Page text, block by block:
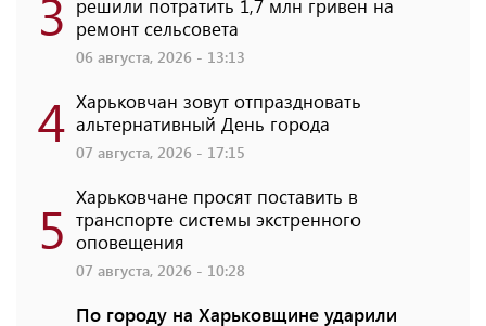
решили потратить 1,7 млн ​​гривен на
ремонт сельсовета
06 августа, 2026 - 13:13
4 Харьковчан зовут отпраздновать
альтернативный День города
07 августа, 2026 - 17:15
5 Харьковчане просят поставить в
транспорте системы экстренного
оповещения
07 августа, 2026 - 10:28
По городу на Харьковщине ударили